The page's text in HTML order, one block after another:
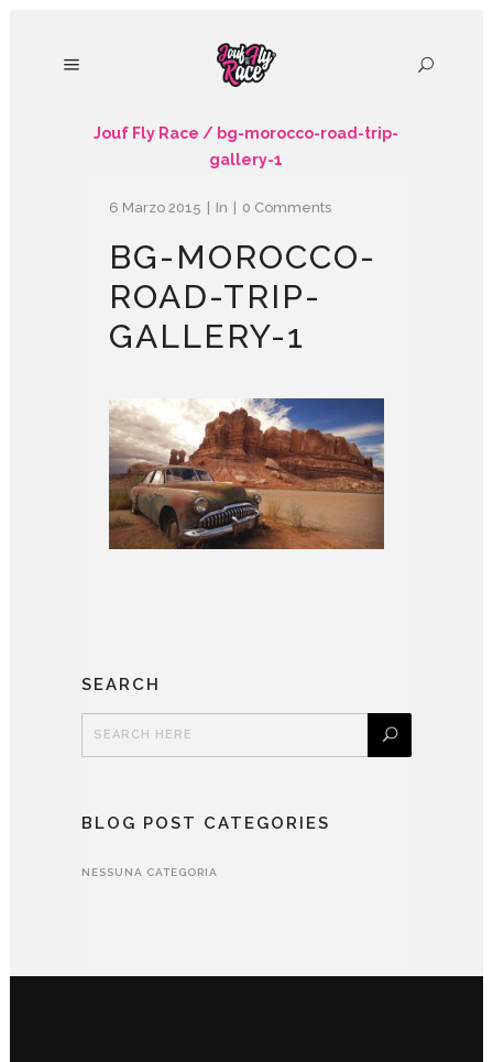
Jouf Fly Race / bg-morocco-road-trip-
gallery-1
6 Marzo 2015 In 0 Comments
BG-MOROCCO-
ROAD-TRIP-
GALLERY-1
SEARCH
BLOG POST CATEGORIES
NESSUNA CATEGORIA